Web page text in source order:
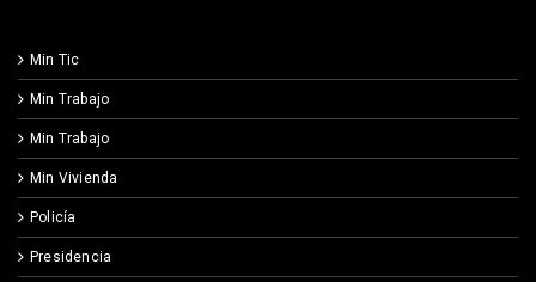
Min Tic
Min Trabajo
Min Trabajo
Min Vivienda
Policía
Presidencia